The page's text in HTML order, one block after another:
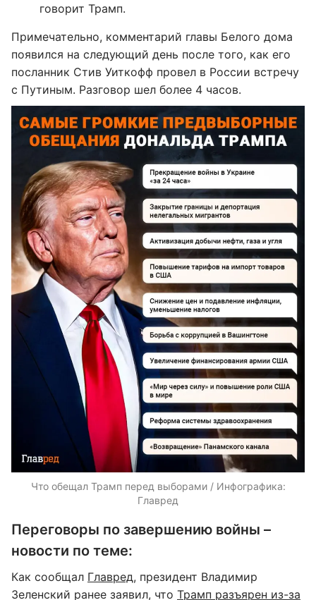
говорит Трамп.
Примечательно, комментарий главы Белого дома
появился на следующий день после того, как его
посланник Стив Уиткофф провел в России встречу
с Путиным. Разговор шел более 4 часов.
Что обещал Трамп перед выборами / Инфографика:
Главред
Переговоры по завершению войны –
новости по теме:
Как сообщал Главред, президент Владимир
Зеленский ранее заявил, что Трамп разъярен из-за